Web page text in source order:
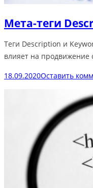
Мета-теги
Теги Description и
влияет на продвижение
18.09.2020Оставить